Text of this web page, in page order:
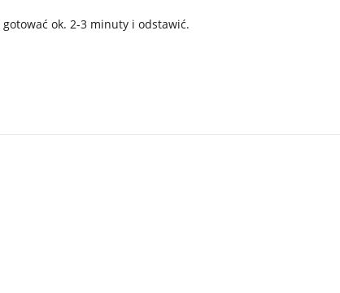
gotować ok. 2-3 minuty i odstawić.